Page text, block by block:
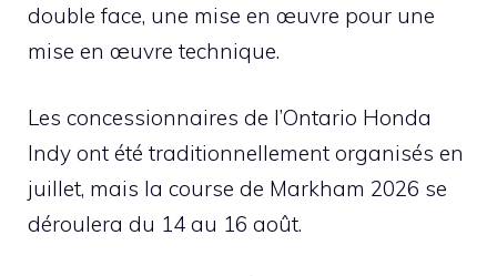
double face, une mise en œuvre pour une
mise en œuvre technique.
Les concessionnaires de l’Ontario Honda
Indy ont été traditionnellement organisés en
juillet, mais la course de Markham 2026 se
déroulera du 14 au 16 août.